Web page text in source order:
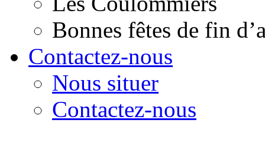
Bonnes fêtes de fin
Contactez-nous
Nous situer
Contactez-nous